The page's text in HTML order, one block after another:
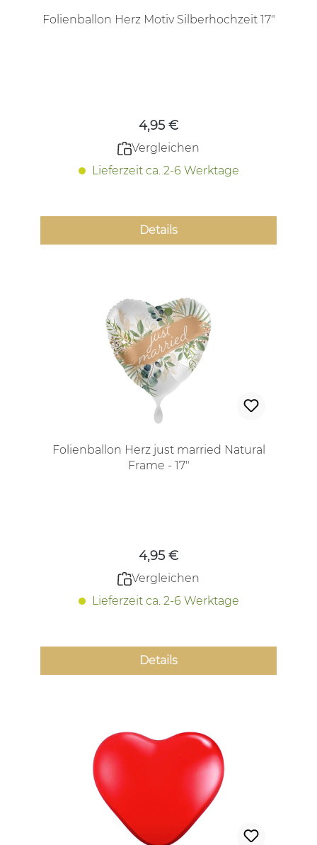
Folienballon Herz Motiv Silberhochzeit 17"
4,95 €
Vergleichen
Lieferzeit ca. 2-6 Werktage
Details
Folienballon Herz just married Natural
Frame - 17"
4,95 €
Vergleichen
Lieferzeit ca. 2-6 Werktage
Details